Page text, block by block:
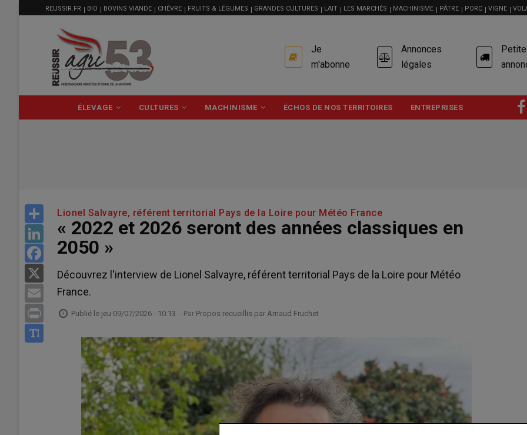
MENU
FILIÈRE
REUSSIR.FR BIO BOVINS VIANDE CHÈVRE FRUITS & LÉGUMES GRANDES CULTURES LAIT LES MARCHÉS MACHINISME PÂTRE PORC VIGNE
USER
ACCOUNT
MENU
Je
m'abonne
Annonces
légales
PRINCIPALE
ÉLEVAGE CULTURES MACHINISME ÉCHOS DE NOS TERRITOIRES ENTREPRISES
Share
LinkedIn
Facebook
Email
Print
Lionel Salvayre, référent territorial Pays de la Loire pour Météo France
« 2022 et 2026 seront des années classiques en
2050 »
Découvrez l'interview de Lionel Salvayre, référent territorial Pays de la Loire pour Météo
France.
Publié le jeu 09/07/2026 - 10:13 - Par Propos recueillis par Arnaud Fruchet